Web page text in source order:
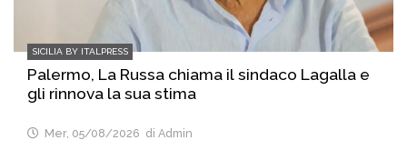
SICILIA BY ITALPRESS
Palermo, La Russa chiama il sindaco Lagalla e
gli rinnova la sua stima
Mer, 05/08/2026 di Admin